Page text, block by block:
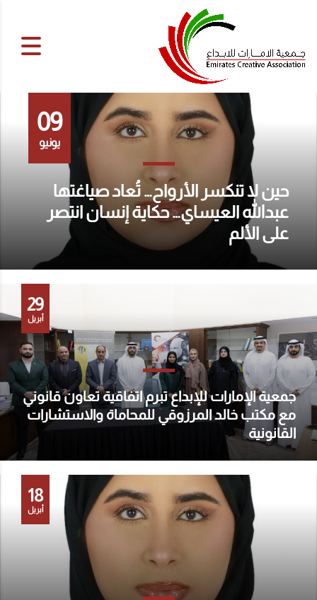
09
يونيو
حين لا تنكسر الأرواح… تُعاد صياغتها
عبدالله العيساي… حكاية إنسان انتصر
على الألم
29
أبريل
جمعية الإمارات للإبداع تبرم اتفاقية تعاون قانوني
مع مكتب خالد المرزوقي للمحاماة والاستشارات
القانونية
18
أبريل